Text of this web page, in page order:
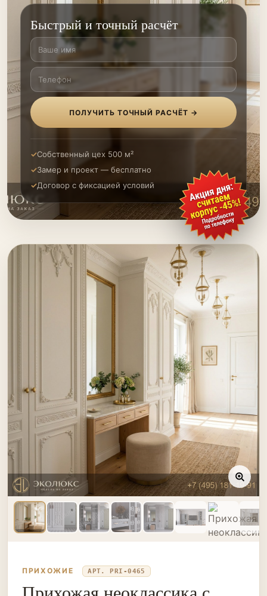
Быстрый и точный расчёт
ПОЛУЧИТЬ ТОЧНЫЙ РАСЧЁТ →
Собственный цех 500 м²
Замер и проект — бесплатно
Договор с фиксацией условий
ПРИХОЖИЕ АРТ. PRI-0465